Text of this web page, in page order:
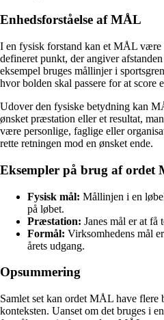
Enhedsforståelse af MÅL
I en fysisk forstand kan et MÅL være
defineret punkt, der angiver
eksempel bruges mållinjer i
hvor bolden skal passere for at score
Udover den fysiske betydning kan
ønsket præstation eller et resultat,
være personlige, faglige eller
rette retningen mod en ønsket ende.
Eksempler på brug af ordet
Fysisk mål: Mållinjen i en
på løbet.
Præstation: Janes mål er at få
Formål: Virksomhedens mål
årets udgang.
Opsummering
Samlet set kan ordet MÅL have
konteksten. Uanset om det bruges i